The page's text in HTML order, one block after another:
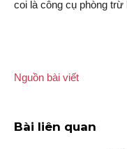
coi là công cụ phòng trừ
Nguồn bài viết
Bài liên quan